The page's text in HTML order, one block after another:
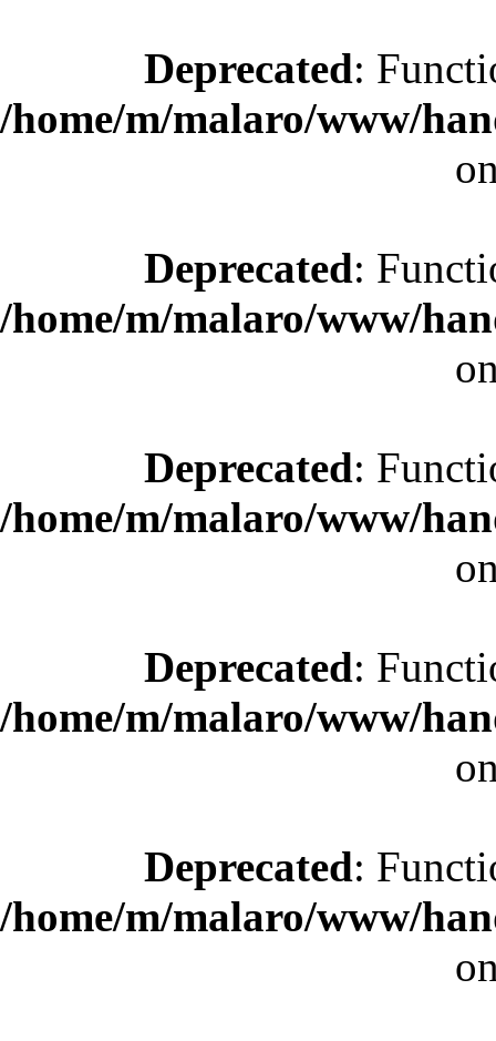
Deprecated:
/home/m/malaro/www/
Deprecated:
/home/m/malaro/www/
Deprecated:
/home/m/malaro/www/
Deprecated:
/home/m/malaro/www/
Deprecated:
/home/m/malaro/www/